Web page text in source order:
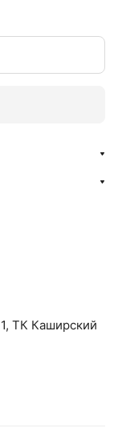
ТК Каширский